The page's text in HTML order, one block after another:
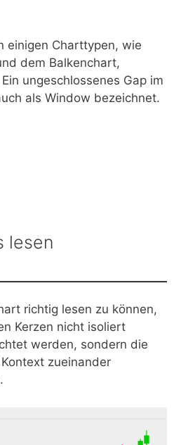
einigen Charttypen, wie
dem Balkenchart,
ungeschlossenes Gap im
als Window bezeichnet.
lesen
richtig lesen zu können,
Kerzen nicht isoliert
werden, sondern die
zueinander